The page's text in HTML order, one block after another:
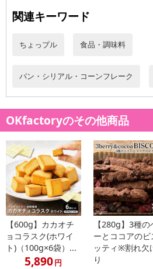
・賞味期限：製造日より365日
・お召し上がり方：水や牛乳を加えて
てお召し上がりください。
・その他商品仕様：
栄養成分表示(100g当たり)
エネルギー 350kcal
たんぱく質 13.7g
脂質 5.7g
炭水化物 69.1g
食塩相当量 0g
この表示値は、目安です。
・注意事項：直射日光、高温多湿を避
関連キーワード
ちょっプル 食品・調味料
パン・シリアル・コーンフレーク
OKfactoryのその他商品
【600g】カカオチ
ョコラスク(ホワイ
ト)（100g×6袋）...
5,890円
【280g】3種の
ーとココアのビ
ッティ※割れ欠
り